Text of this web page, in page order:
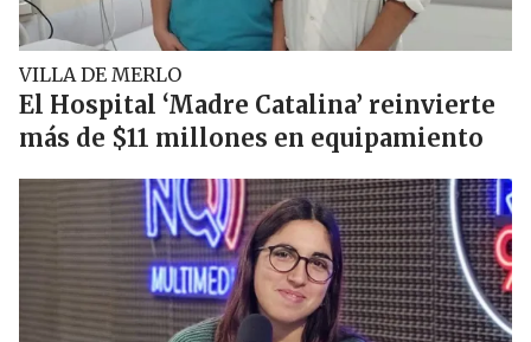
VILLA DE MERLO
El Hospital ‘Madre Catalina’ reinvierte
más de $11 millones en equipamiento